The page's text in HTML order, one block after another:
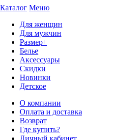
Каталог Меню
Для женщин
Для мужчин
Размер+
Белье
Аксессуары
Скидки
Новинки
Детское
О компании
Оплата и доставка
Возврат
Где купить?